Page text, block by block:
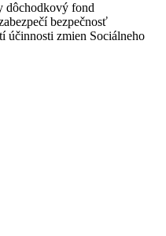
dôchodkový fond
bezpečnosť
účinnosti zmien Sociálneho